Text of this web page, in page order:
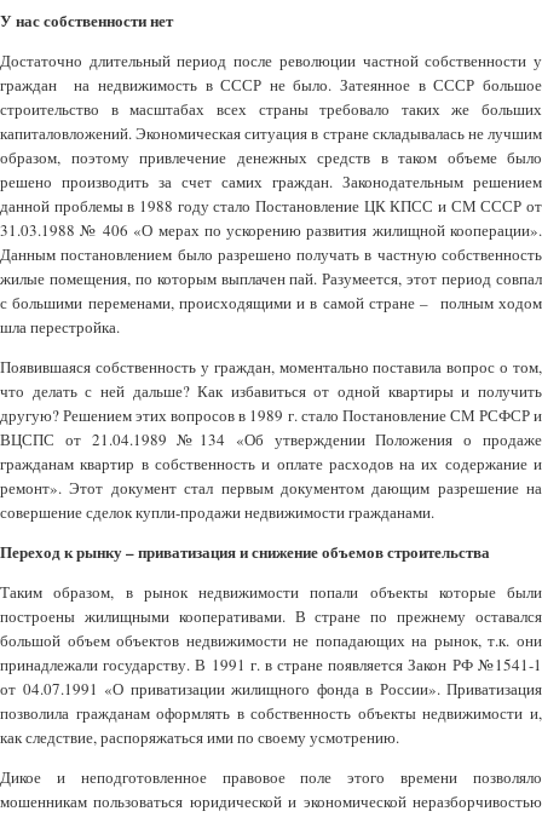
У нас собственности нет
Достаточно длительный период после революции частной собственности у
граждан на недвижимость в СССР не было. Затеянное в СССР большое
строительство в масштабах всех страны требовало таких же больших
капиталовложений. Экономическая ситуация в стране складывалась не лучшим
образом, поэтому привлечение денежных средств в таком объеме было
решено производить за счет самих граждан. Законодательным решением
данной проблемы в 1988 году стало Постановление ЦК КПСС и СМ СССР от
31.03.1988 № 406 «О мерах по ускорению развития жилищной кооперации».
Данным постановлением было разрешено получать в частную собственность
жилые помещения, по которым выплачен пай. Разумеется, этот период совпал
с большими переменами, происходящими и в самой стране – полным ходом
шла перестройка.
Появившаяся собственность у граждан, моментально поставила вопрос о том,
что делать с ней дальше? Как избавиться от одной квартиры и получить
другую? Решением этих вопросов в 1989 г. стало Постановление СМ РСФСР и
ВЦСПС от 21.04.1989 №134 «Об утверждении Положения о продаже
гражданам квартир в собственность и оплате расходов на их содержание и
ремонт». Этот документ стал первым документом дающим разрешение на
совершение сделок купли-продажи недвижимости гражданами.
Переход к рынку – приватизация и снижение объемов строительства
Таким образом, в рынок недвижимости попали объекты которые были
построены жилищными кооперативами. В стране по прежнему оставался
большой объем объектов недвижимости не попадающих на рынок, т.к. они
принадлежали государству. В 1991 г. в стране появляется Закон РФ №1541-1
от 04.07.1991 «О приватизации жилищного фонда в России». Приватизация
позволила гражданам оформлять в собственность объекты недвижимости и,
как следствие, распоряжаться ими по своему усмотрению.
Дикое и неподготовленное правовое поле этого времени позволяло
мошенникам пользоваться юридической и экономической неразборчивостью